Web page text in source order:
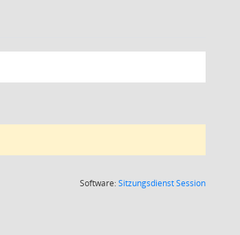
Software:SitzungsdienstSession(Wird in